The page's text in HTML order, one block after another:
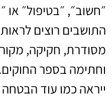
״חשוב״, ״בטיפול״
התושבים רוצים
מסודרת, חקיקה, מקור
וחתימה בספר
ייראה כמו עוד